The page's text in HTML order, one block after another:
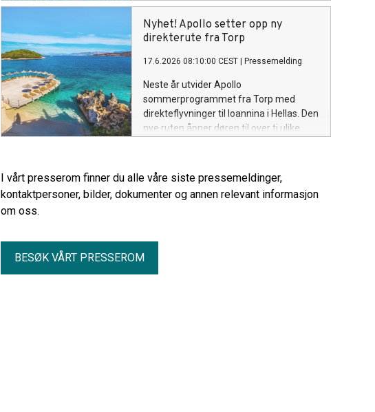
Apollo.
Nyhet! Apollo setter opp ny
direkterute fra Torp
17.6.2026 08:10:00 CEST Pressemelding
Neste år utvider Apollo
sommerprogrammet fra Torp med
direkteflyvninger til Ioannina i Hellas. Den
nye ruten åpner døren til over ti ulike
I vårt presserom finner du alle våre siste pressemeldinger,
kontaktpersoner, bilder, dokumenter og annen relevant informasjon
om oss.
BESØK VÅRT PRESSEROM